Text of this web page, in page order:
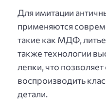
Для имитации
применяются
такие как МДФ,
также технологии
лепки, что
воспроизводить
детали.